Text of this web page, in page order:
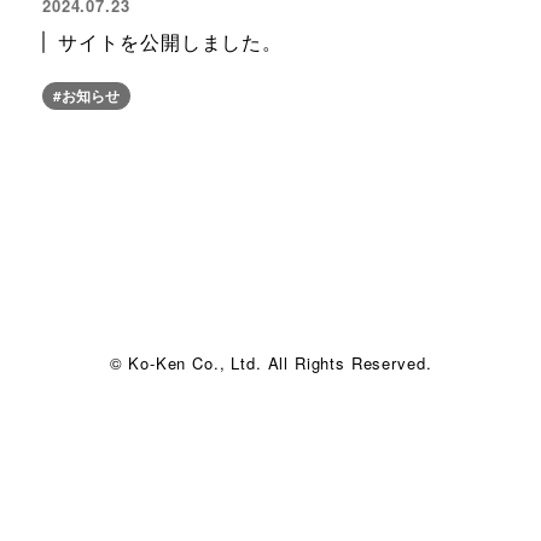
2024.07.23
サイトを公開しました。
#お知らせ
© Ko-Ken Co., Ltd. All Rights Reserved.